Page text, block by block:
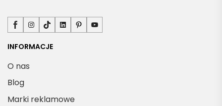
Facebook
Instagram
TikTokLinkedInPinterestYouTube
INFORMACJE
O nas
Blog
Marki reklamowe